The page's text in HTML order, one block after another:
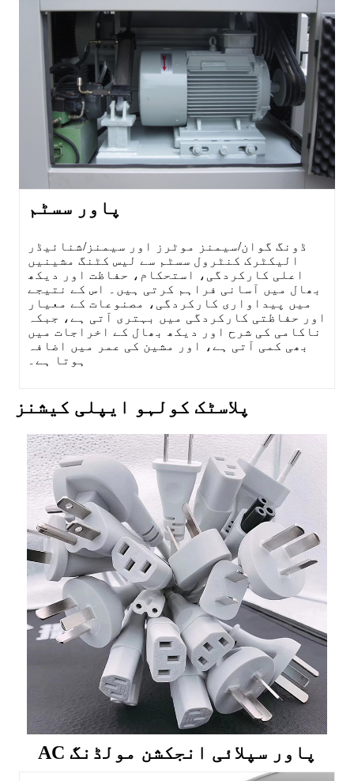
پاور سسٹم
ڈونگ گوان/سیمنز موٹرز اور سیمنز/شنائیڈر
الیکٹرک کنٹرول سسٹم سے لیس کٹنگ مشینیں
اعلی کارکردگی، استحکام، حفاظت اور دیکھ
بھال میں آسانی فراہم کرتی ہیں۔ اس کے نتیجے
میں پیداواری کارکردگی، مصنوعات کے معیار
اور حفاظتی کارکردگی میں بہتری آتی ہے، جبکہ
ناکامی کی شرح اور دیکھ بھال کے اخراجات میں
بھی کمی آتی ہے، اور مشین کی عمر میں اضافہ
ہوتا ہے۔
پلاسٹک کولہو ایپلی کیشنز
AC پاور سپلائی انجکشن مولڈنگ